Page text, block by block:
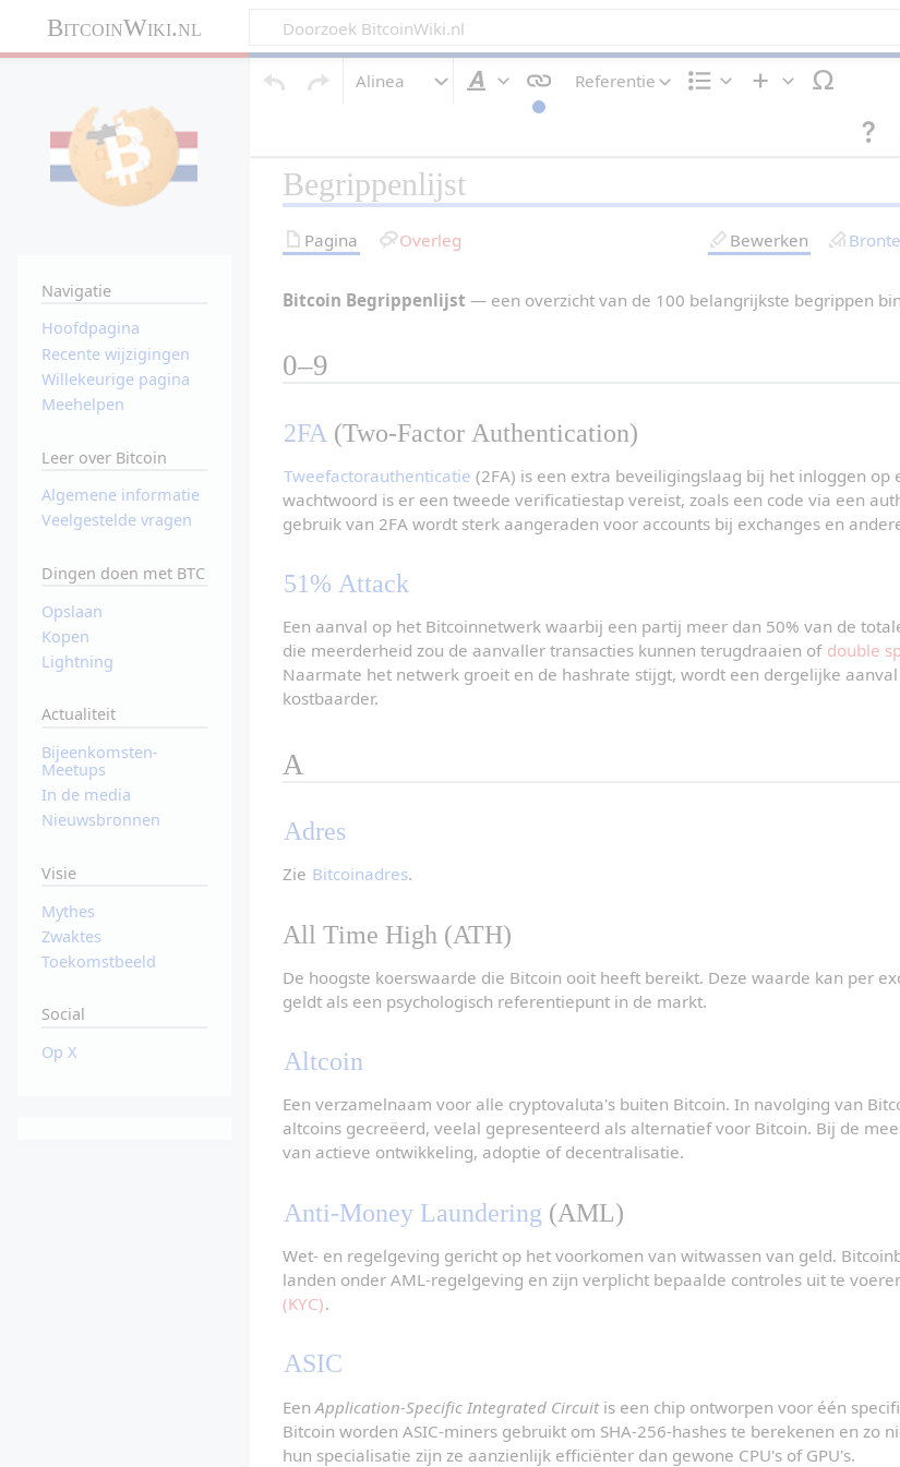
BitcoinWiki.nl
Alinea
p
n
Referentie
n
g
e
Begrippenlijst
Pagina Overleg Bewerken
Bitcoin Begrippenlijst — een overzicht van de 100 belangrijkste begrippen
0–9
2FA (Two-Factor Authentication)
Tweefactorauthenticatie (2FA) is een extra beveiligingslaag bij het inloggen op
wachtwoord is er een tweede verificatiestap vereist, zoals een code via een
gebruik van 2FA wordt sterk aangeraden voor accounts bij exchanges en
51% Attack
Een aanval op het Bitcoinnetwerk waarbij een partij meer dan 50% van de
die meerderheid zou de aanvaller transacties kunnen terugdraaien of double
Naarmate het netwerk groeit en de hashrate stijgt, wordt een dergelijke
kostbaarder.
A
Adres
Zie Bitcoinadres.
All Time High (ATH)
De hoogste koerswaarde die Bitcoin ooit heeft bereikt. Deze waarde kan per
geldt als een psychologisch referentiepunt in de markt.
Altcoin
Een verzamelnaam voor alle cryptovaluta's buiten Bitcoin. In navolging van
altcoins gecreëerd, veelal gepresenteerd als alternatief voor Bitcoin. Bij de
van actieve ontwikkeling, adoptie of decentralisatie.
Anti-Money Laundering (AML)
Wet- en regelgeving gericht op het voorkomen van witwassen van geld.
landen onder AML-regelgeving en zijn verplicht bepaalde controles uit te
(KYC).
ASIC
Een Application-Specific Integrated Circuit is een chip ontworpen voor één
Bitcoin worden ASIC-miners gebruikt om SHA-256-hashes te berekenen en zo
hun specialisatie zijn ze aanzienlijk efficiënter dan gewone CPU's of GPU's.
Navigatie
Hoofdpagina
Recente wijzigingen
Willekeurige pagina
Meehelpen
Leer over Bitcoin
Algemene informatie
Veelgestelde vragen
Dingen doen met BTC
Opslaan
Kopen
Lightning
Actualiteit
Bijeenkomsten-
Meetups
In de media
Nieuwsbronnen
Visie
Mythes
Zwaktes
Toekomstbeeld
Social
Op X